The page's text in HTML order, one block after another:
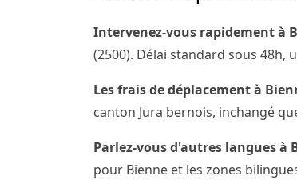
Intervenez-vous rapidement à
(2500). Délai standard sous 48h,
Les frais de déplacement à
canton Jura bernois, inchangé
Parlez-vous d'autres langues à
pour Bienne et les zones